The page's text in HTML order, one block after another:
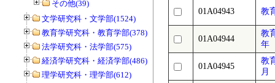
その他(39)
文学研究科・文学部(1524)
教育学研究科・教育学部(378)
法学研究科・法学部(575)
経済学研究科・経済学部(486)
理学研究科・理学部(612)
01A04943 教
01A04944
教
年
01A04945
教
月